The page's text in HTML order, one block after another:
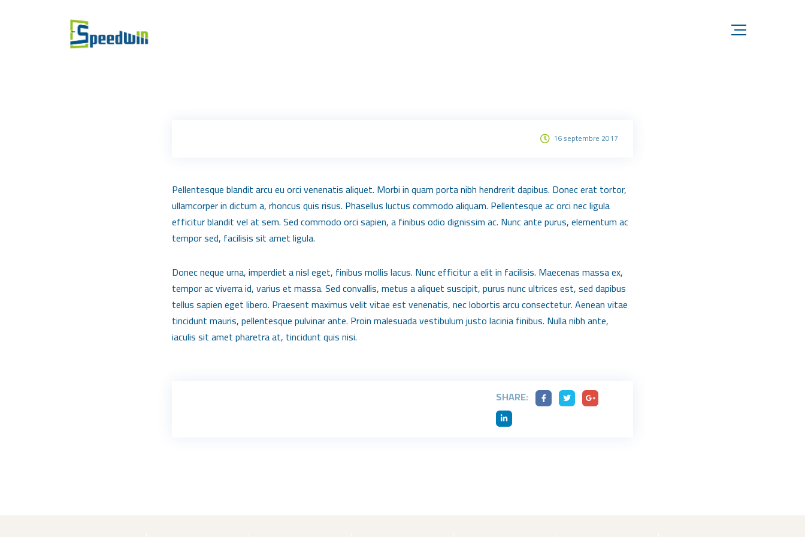
16 septembre 2017
Pellentesque blandit arcu eu orci venenatis aliquet. Morbi in quam porta nibh hendrerit dapibus. Donec erat tortor,
ullamcorper in dictum a, rhoncus quis risus. Phasellus luctus commodo aliquam. Pellentesque ac orci nec ligula
efficitur blandit vel at sem. Sed commodo orci sapien, a finibus odio dignissim ac. Nunc ante purus, elementum ac
tempor sed, facilisis sit amet ligula.
Donec neque urna, imperdiet a nisl eget, finibus mollis lacus. Nunc efficitur a elit in facilisis. Maecenas massa ex,
tempor ac viverra id, varius et massa. Sed convallis, metus a aliquet suscipit, purus nunc ultrices est, sed dapibus
tellus sapien eget libero. Praesent maximus velit vitae est venenatis, nec lobortis arcu consectetur. Aenean vitae
tincidunt mauris, pellentesque pulvinar ante. Proin malesuada vestibulum justo lacinia finibus. Nulla nibh ante,
iaculis sit amet pharetra at, tincidunt quis nisi.
SHARE: